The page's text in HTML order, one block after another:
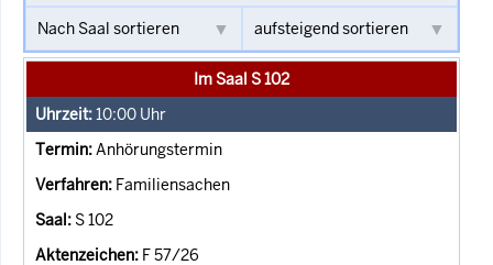
Im Saal S 102
10:00 Uhr
Anhörungstermin
Familiensachen
S 102
F 57/26